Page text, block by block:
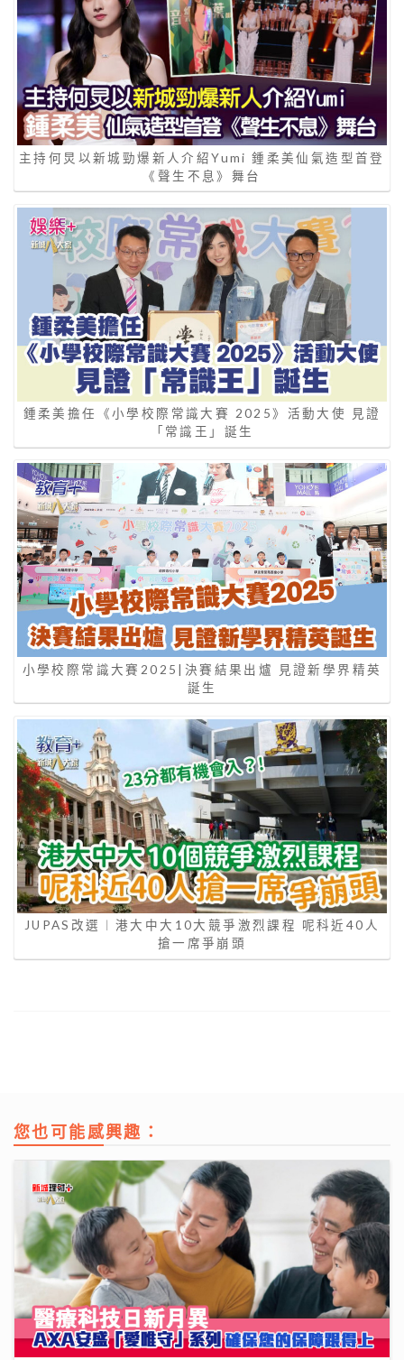
主持何炅以新城勁爆新人介紹Yumi 鍾柔美仙氣造型首登
《聲生不息》舞台
鍾柔美擔任《小學校際常識大賽 2025》活動大使 見證
「常識王」誕生
小學校際常識大賽2025|決賽結果出爐 見證新學界精英
誕生
JUPAS改選︱港大中大10大競爭激烈課程 呢科近40人
搶一席爭崩頭
您也可能感興趣：